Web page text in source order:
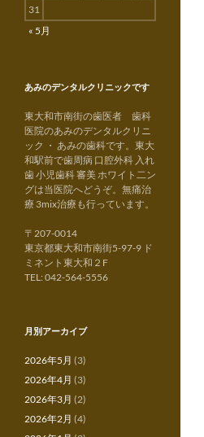
31
« 5月
あみのデンタルクリニックです
東大和市南街の歯医者 歯科
医院のあみのデンタルクリニ
ック ・ あみの歯科です。東大
和駅前で歯周病 口腔外科 入れ
歯 小児歯科 審美 ホワイト二ン
グは当医院へどうぞ。無痛治
療 3mix治療も行っています。
〒207-0014
東京都東大和市南街5-97-9 ド
ミネント東大和２F
TEL: 042-564-5556
月別アーカイブ
2026年5月 (3)
2026年4月 (3)
2026年3月 (2)
2026年2月 (4)